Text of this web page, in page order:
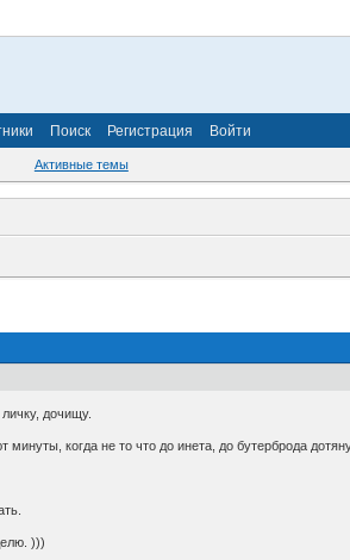
Поиск Регистрация Войти
Активные темы
дочищу.
когда не то что до инета, до бутерброда
)))